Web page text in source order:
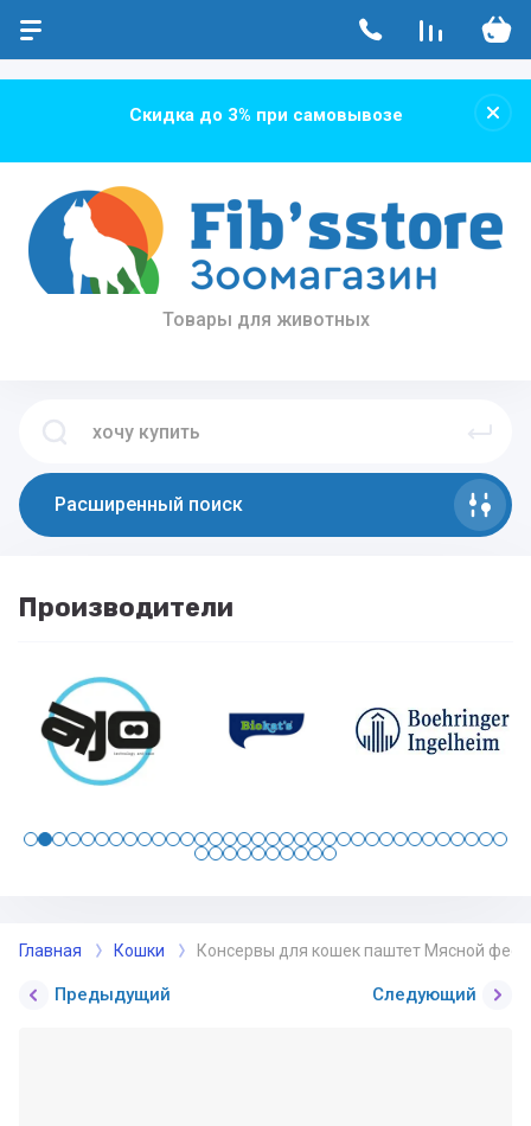
Скидка до 3% при самовывозе
Товары для животных
Расширенный поиск
Производители
Главная Кошки Консервы для кошек паштет Мясной
Предыдущий Следующий